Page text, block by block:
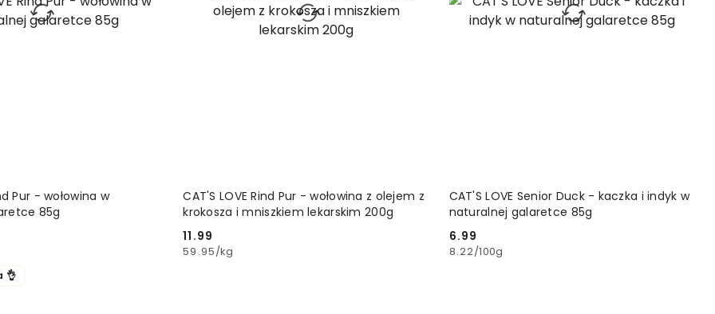
Pur - wołowina w
85g
DODAJ DO KOSZYKA
CAT'S LOVE Rind Pur - wołowina z olejem z
krokosza i mniszkiem lekarskim 200g
Cena:
11.99
59.95/kg
DODAJ DO KOSZYKA
CAT'S LOVE Senior Duck - kaczka i indyk w
naturalnej galaretce 85g
Cena:
6.99
8.22/100g
DODAJ DO KOSZYKA
👌